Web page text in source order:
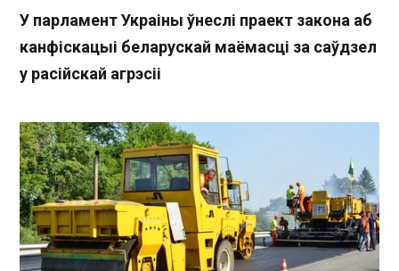
У парламент Украіны ўнеслі праект закона аб
канфіскацыі беларускай маёмасці за саўдзел
у расійскай агрэсіі